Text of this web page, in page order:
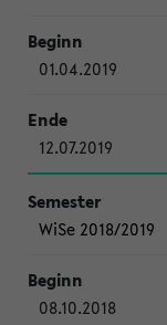
01.04.2019
12.07.2019
WiSe 2018/2019
08.10.2018